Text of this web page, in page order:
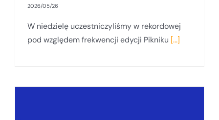
2026/05/26
W niedzielę uczestniczyliśmy w rekordowej
pod względem frekwencji edycji Pikniku [...]